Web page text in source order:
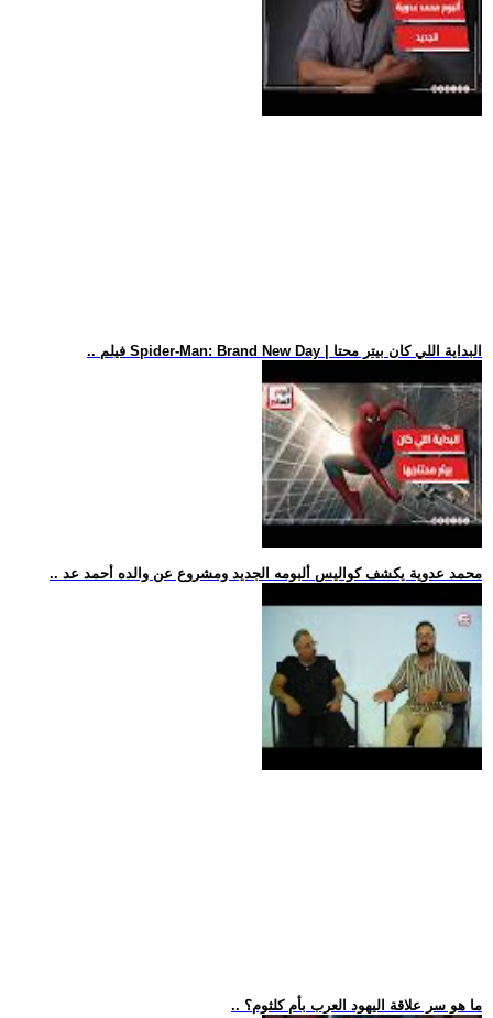
.. فيلم Spider-Man: Brand New Day | البداية اللي كان بيتر محتا
.. محمد عدوية يكشف كواليس ألبومه الجديد ومشروع عن والده أحمد عد
.. ما هو سر علاقة اليهود العرب بأم كلثوم؟